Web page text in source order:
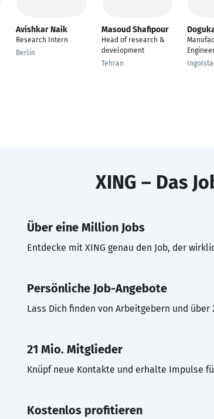
Avishkar Naik
Research Intern
Berlin
Masoud Shafipour
Head of research &
development
Tehran
XING – Das
Über eine Million Jobs
Entdecke mit XING genau den Job, der
Persönliche Job-Angebote
Lass Dich finden von Arbeitgebern und über
21 Mio. Mitglieder
Knüpf neue Kontakte und erhalte Impulse
Kostenlos profitieren